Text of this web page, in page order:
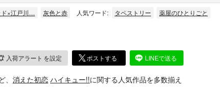
ド×江戸川… 灰色と赤 人気ワード: タペストリー 薬屋のひとりごと
入荷アラート を設定 ポストする LINEで送る
、 消えた初恋 ハイキュー!!に関する人気作品を多数揃え